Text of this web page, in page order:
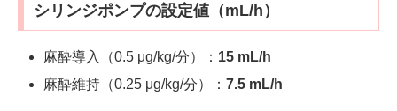
シリンジポンプの設定値（mL/h）
麻酔導入（0.5 μg/kg/分）： 15 mL/h
麻酔維持（0.25 μg/kg/分）：7.5 mL/h